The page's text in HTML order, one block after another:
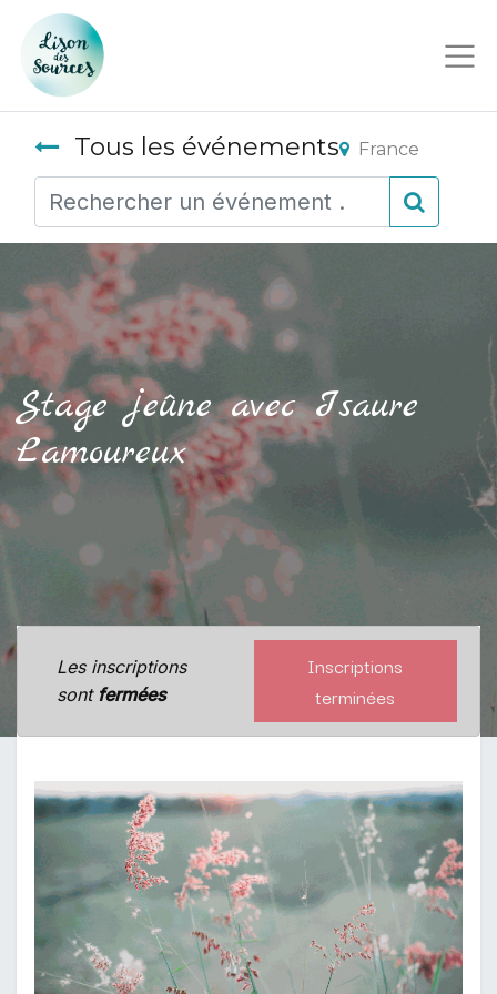
Tous les événements France
Stage jeûne avec Isaure
Lamoureux
Les inscriptions
sont fermées
Inscriptions
terminées